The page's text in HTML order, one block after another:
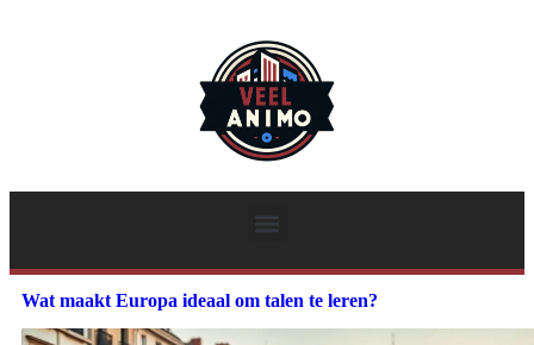
Wat maakt Europa ideaal om talen te leren?